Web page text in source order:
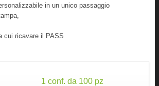
in un unico passaggio
cui ricavare il PASS
1 conf. da 100 pz